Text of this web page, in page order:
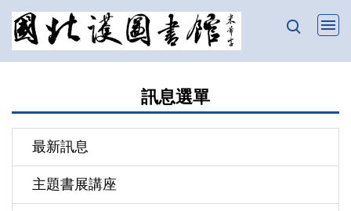
跳
到
訊息選單
最新訊息
主題書展講座